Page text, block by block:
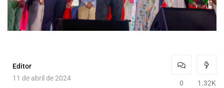
Editor
11 de abril de 2024
0 1.32K